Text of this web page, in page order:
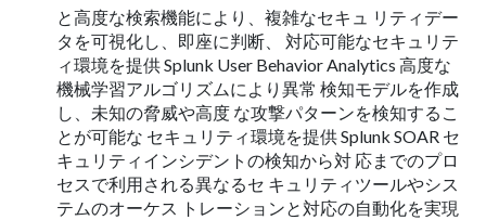
と高度な検索機能により、複雑なセキュ リティデー
タを可視化し、即座に判断、 対応可能なセキュリテ
ィ環境を提供 Splunk User Behavior Analytics 高度な
機械学習アルゴリズムにより異常 検知モデルを作成
し、未知の脅威や高度 な攻撃パターンを検知するこ
とが可能な セキュリティ環境を提供 Splunk SOAR セ
キュリティインシデントの検知から対 応までのプロ
セスで利用される異なるセ キュリティツールやシス
テムのオーケス トレーションと対応の自動化を実現